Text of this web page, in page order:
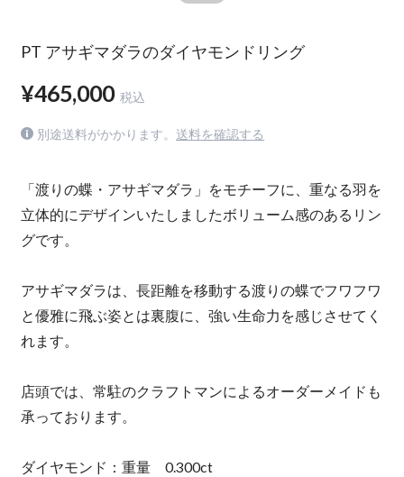
PT アサギマダラのダイヤモンドリング
¥465,000 税込
別途送料がかかります。 送料を確認する
「渡りの蝶・アサギマダラ」をモチーフに、重なる羽を
立体的にデザインいたしましたボリューム感のあるリン
グです。
アサギマダラは、長距離を移動する渡りの蝶でフワフワ
と優雅に飛ぶ姿とは裏腹に、強い生命力を感じさせてく
れます。
店頭では、常駐のクラフトマンによるオーダーメイドも
承っております。
ダイヤモンド：重量 0.300ct